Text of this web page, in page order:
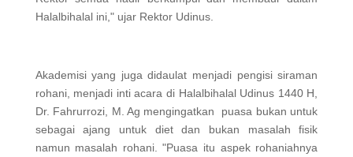
Halalbihalal ini," ujar Rektor Udinus.
Akademisi yang juga didaulat menjadi pengisi siraman
rohani, menjadi inti acara di Halalbihalal Udinus 1440 H,
Dr. Fahrurrozi, M. Ag mengingatkan puasa bukan untuk
sebagai ajang untuk diet dan bukan masalah fisik
namun masalah rohani. "Puasa itu aspek rohaniahnya